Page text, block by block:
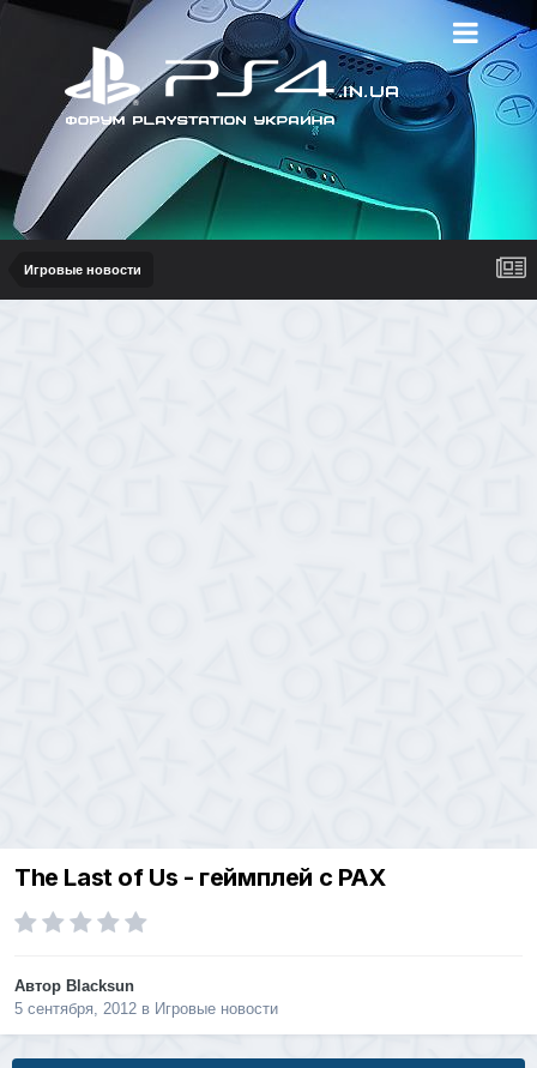
Игровые новости
The Last of Us - геймплей с PAX
Автор Blacksun
5 сентября, 2012 в Игровые новости